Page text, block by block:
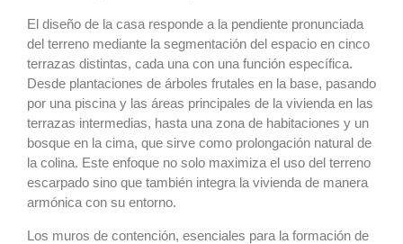
El diseño de la casa responde a la pendiente pronunciada
del terreno mediante la segmentación del espacio en cinco
terrazas distintas, cada una con una función específica.
Desde plantaciones de árboles frutales en la base, pasando
por una piscina y las áreas principales de la vivienda en las
terrazas intermedias, hasta una zona de habitaciones y un
bosque en la cima, que sirve como prolongación natural de
la colina. Este enfoque no solo maximiza el uso del terreno
escarpado sino que también integra la vivienda de manera
armónica con su entorno.
Los muros de contención, esenciales para la formación de